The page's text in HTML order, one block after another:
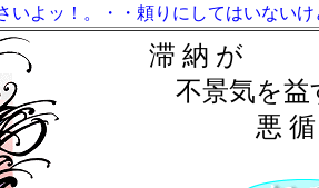
よッ！。・・頼りにしてはいないけ
滞 納 が
不景気を益
悪 循